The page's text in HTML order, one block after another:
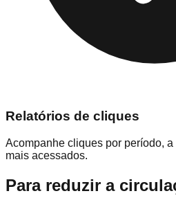
Relatórios de cliques
Acompanhe cliques por período,
mais acessados.
Para reduzir a